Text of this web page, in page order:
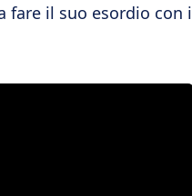
fare il suo esordio con i